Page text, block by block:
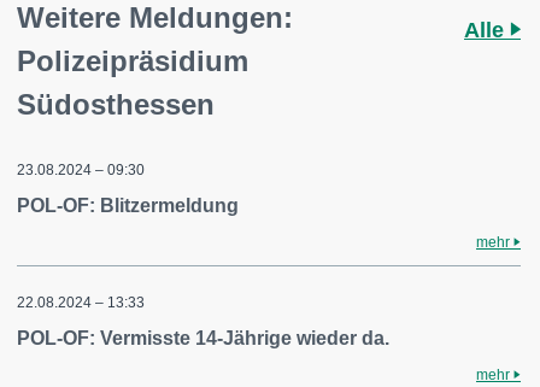
Weitere Meldungen:
Polizeipräsidium
Südosthessen
Alle
23.08.2024 – 09:30
POL-OF: Blitzermeldung
mehr
22.08.2024 – 13:33
POL-OF: Vermisste 14-Jährige wieder da.
mehr